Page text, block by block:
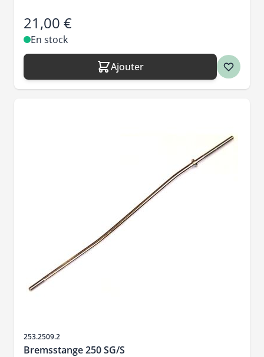
21,00 €
En stock
Ajouter
SKU
253.2509.2
Bremsstange 250 SG/S